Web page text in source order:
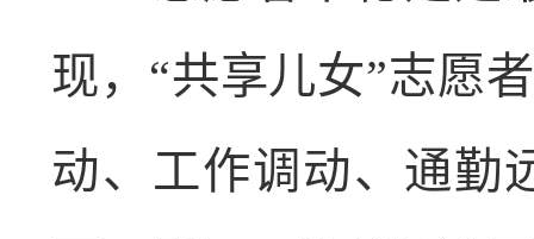
现，“共享儿女”志愿
动、工作调动、通勤